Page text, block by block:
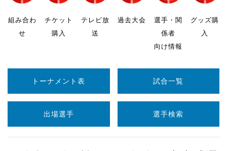
組み合わ
せ
チケット
購入
テレビ放
送
過去大会
選手・関
係者
向け情報
グッズ購
入
トーナメント表 試合一覧
出場選手 選手検索